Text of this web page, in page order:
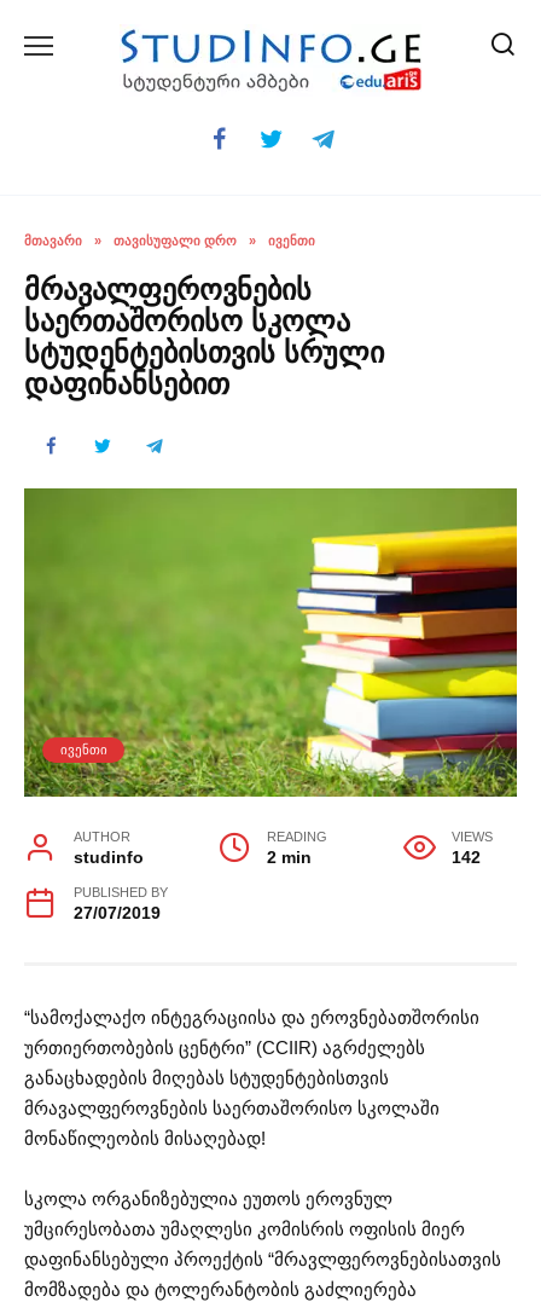
ᲛᲗᲐᲕᲐᲠᲘ » ᲗᲐᲕᲘᲡᲣᲤᲐᲚᲘ ᲓᲠᲝ » ᲘᲕᲔᲜᲗᲘ
მრავალფეროვნების
საერთაშორისო სკოლა
სტუდენტებისთვის სრული
დაფინანსებით
ᲘᲕᲔᲜᲗᲘ
AUTHOR
studinfo
READING
2 min
VIEWS
142
PUBLISHED BY
27/07/2019
“სამოქალაქო ინტეგრაციისა და ეროვნებათშორისი
ურთიერთობების ცენტრი” (CCIIR) აგრძელებს
განაცხადების მიღებას სტუდენტებისთვის
მრავალფეროვნების საერთაშორისო სკოლაში
მონაწილეობის მისაღებად!
სკოლა ორგანიზებულია ეუთოს ეროვნულ
უმცირესობათა უმაღლესი კომისრის ოფისის მიერ
დაფინანსებული პროექტის “მრავლფეროვნებისათვის
მომზადება და ტოლერანტობის გაძლიერება